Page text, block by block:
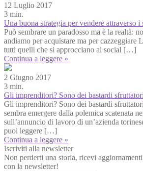
12 Luglio 2017
3 min.
Una buona strategia per vendere attraverso
Può sembrare un paradosso ma è la realtà:
andiamo per acquistare ma per cazzeggiare
tutti quelli che si approcciano ai social […]
Continua a leggere »
2 Giugno 2017
3 min.
Gli imprenditori? Sono dei bastardi sfruttatori
Gli imprenditori? Sono dei bastardi
sembra emergere dalla polemica scatenata
sull’annuncio di lavoro di un’azienda
puoi leggere […]
Continua a leggere »
Iscriviti alla newsletter
Non perderti una storia, ricevi
con la newsletter!